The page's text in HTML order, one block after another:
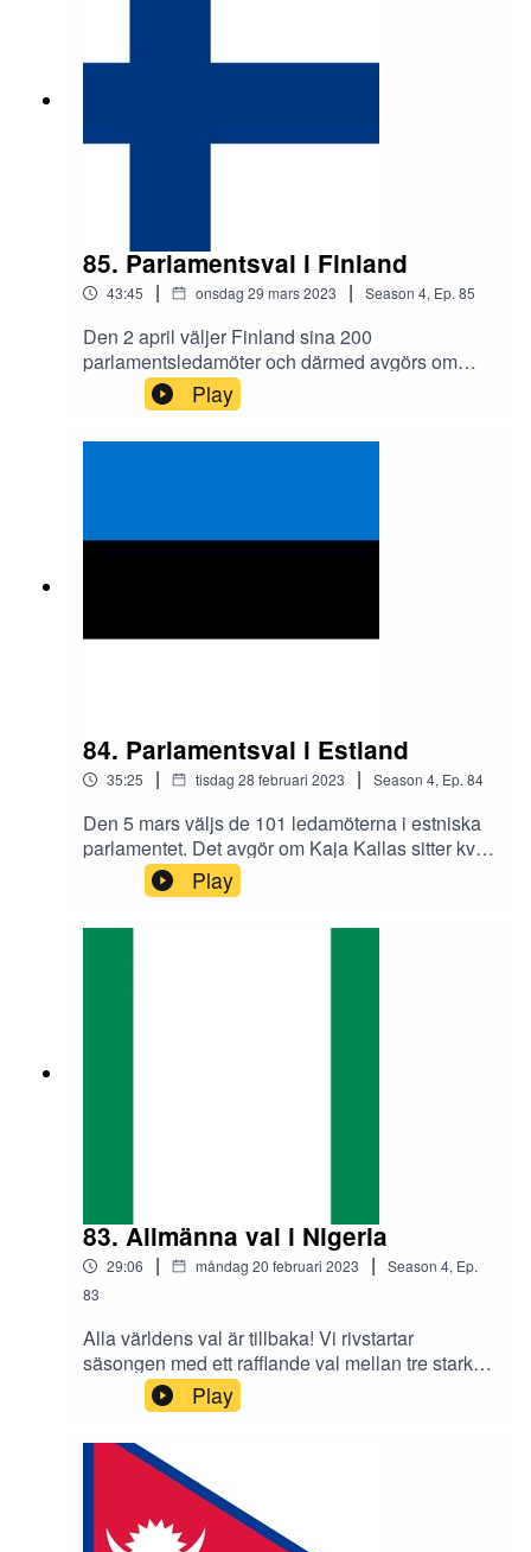
Fotbollsstjärna med politikerambitioner!
85. Parlamentsval i Finland
43:45 | onsdag 29 mars 2023 | Season 4, Ep. 85
Den 2 april väljer Finland sina 200
parlamentsledamöter och därmed avgörs om
socialdemokraten Sanna Marin fortsätter som
statsminister eller om Petteri Orpo från
Samlingspartiet lyckas ta över makten. Som
med det snarlika svenska.
Play
84. Parlamentsval i Estland
35:25 | tisdag 28 februari 2023 | Season 4, Ep. 84
Den 5 mars väljs de 101 ledamöterna i estniska
parlamentet. Det avgör om Kaja Kallas sitter kvar
som premiärminister och hur stor den liberala
majoriteten blir i landets parlament. Vi går
igenom landets korta historia och moderna
Play
83. Allmänna val i Nigeria
29:06 | måndag 20 februari 2023 | Season 4, Ep.
83
Alla världens val är tillbaka! Vi rivstartar
säsongen med ett rafflande val mellan tre starka
kandidater i Afrikas folkrikaste land. Efter 24 år
av tvåpartisystem utmanas den politiska eliten av
en ny spelare som lyckas kanalisera ungas
missnöje och leder i mätningarna. Om det
innebär att Peter Obi blir president den 25
februari (och vad han i så fall tänker göra) är mer
oklart. Men vi berättar i vanlig ordning om vägen
Play